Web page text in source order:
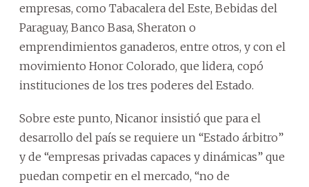
empresas, como Tabacalera del Este, Bebidas del
Paraguay, Banco Basa, Sheraton o
emprendimientos ganaderos, entre otros, y con el
movimiento Honor Colorado, que lidera, copó
instituciones de los tres poderes del Estado.
Sobre este punto, Nicanor insistió que para el
desarrollo del país se requiere un “Estado árbitro”
y de “empresas privadas capaces y dinámicas” que
puedan competir en el mercado, “no de